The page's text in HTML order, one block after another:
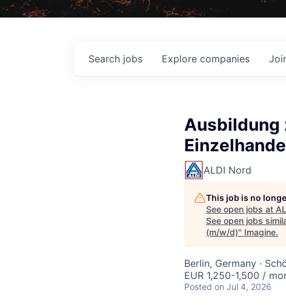
Search jobs Explore companies
Ausbildung
ALDI Nord
This job is no
See open jobs at
See open jobs
(m/w/d)" Imagine.
Berlin, Germany ·
EUR 1,250-1,500 /
Posted on Jul 4, 2026